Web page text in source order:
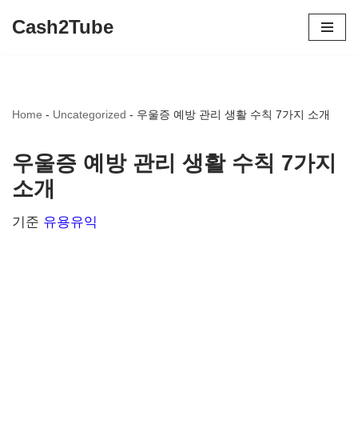
로
너
뛰
기
Cash2Tube
Home - Uncategorized - 우울증 예방 관리 생활 수칙 7가지 소개
우울증 예방 관리 생활 수칙 7가지
소개
기준 유용유익